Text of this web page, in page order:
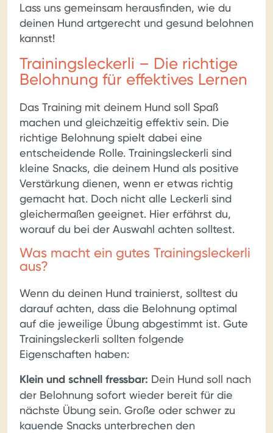
Lass uns gemeinsam herausfinden, wie du
deinen Hund artgerecht und gesund belohnen
kannst!
Trainingsleckerli – Die richtige
Belohnung für effektives Lernen
Das Training mit deinem Hund soll Spaß
machen und gleichzeitig effektiv sein. Die
richtige Belohnung spielt dabei eine
entscheidende Rolle. Trainingsleckerli sind
kleine Snacks, die deinem Hund als positive
Verstärkung dienen, wenn er etwas richtig
gemacht hat. Doch nicht alle Leckerli sind
gleichermaßen geeignet. Hier erfährst du,
worauf du bei der Auswahl achten solltest.
Was macht ein gutes Trainingsleckerli
aus?
Wenn du deinen Hund trainierst, solltest du
darauf achten, dass die Belohnung optimal
auf die jeweilige Übung abgestimmt ist. Gute
Trainingsleckerli sollten folgende
Eigenschaften haben:
Klein und schnell fressbar: Dein Hund soll nach
der Belohnung sofort wieder bereit für die
nächste Übung sein. Große oder schwer zu
kauende Snacks unterbrechen den